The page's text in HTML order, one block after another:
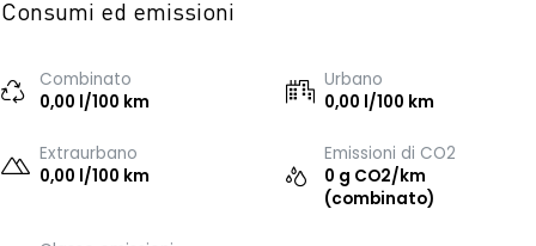
Consumi ed emissioni
Combinato
0,00 l/100 km
Urbano
0,00 l/100 km
Extraurbano
0,00 l/100 km
Emissioni di CO2
0 g CO2/km
(combinato)